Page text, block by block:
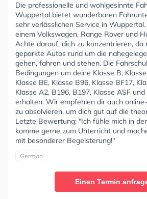
Die professionelle und wohlgesinnte
Wuppertal bietet wunderbaren
sehr verlässlichen Service in
einem Volkswagen, Range Rover und
Achte darauf, dich zu konzentrieren, da
geparkte Autos rund um die
gehen, fahren und stehen. Die
Bedingungen um deine Klasse B,
Klasse BE, Klasse B96, Klasse BF17,
Klasse A2, B196, B197, Klasse ASF
erhalten. Wir empfehlen dir auch
zu absolvieren, um dich gut auf die
Letzte Bewertung: "Ich fühle mich in
komme gerne zum Unterricht und
mit besonderer Begeisterung!"
German
Einen Termin